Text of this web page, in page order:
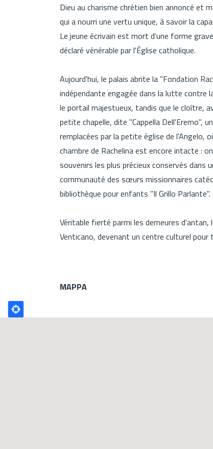
Dieu au charisme chrétien bien annoncé et
qui a nourri une vertu unique, à savoir la
Le jeune écrivain est mort d'une forme
déclaré vénérable par l'Église catholique.
Aujourd'hui, le palais abrite la "Fondation
indépendante engagée dans la lutte contre
le portail majestueux, tandis que le cloître,
petite chapelle, dite "Cappella Dell'Eremo",
remplacées par la petite église de l'Angelo,
chambre de Rachelina est encore intacte :
souvenirs les plus précieux conservés dans
communauté des sœurs missionnaires
bibliothèque pour enfants "Il Grillo Parlante".
Véritable fierté parmi les demeures
Venticano, devenant un centre culturel
MAPPA
Poligono
GEO